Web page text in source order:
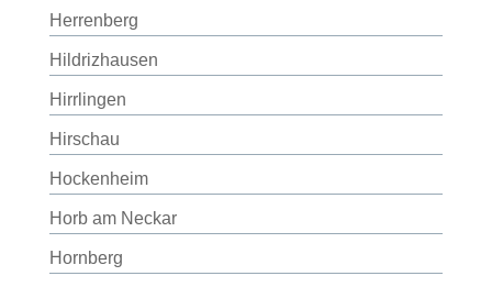
Herrenberg
Hildrizhausen
Hirrlingen
Hirschau
Hockenheim
Horb am Neckar
Hornberg